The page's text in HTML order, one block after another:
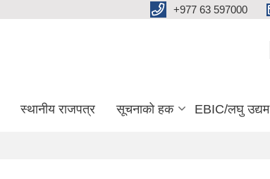
+977 63 597000
स्थानीय राजपत्र सूचनाको हक EBIC/लघु उद्यम